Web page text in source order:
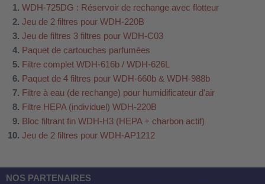
WDH-725DG : Réservoir de rechange avec flotteur
Jeu de 2 filtres pour WDH-220B
Jeu de filtres 3 filtres pour WDH-C03
Paquet de cartouches parfumées
Filtre complet WDH-616b / WDH-626L
Paquet de 4 filtres pour WDH-660b & WDH-988b
Filtre à eau (de rechange) pour humidificateur d'air
Filtre HEPA (individuel) WDH-220B
Bloc filtrant fin WDH-H3 (HEPA + charbon actif)
Jeu de 2 filtres pour WDH-AP1212
NOS PARTENAIRES